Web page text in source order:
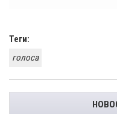
Теги:
голоса